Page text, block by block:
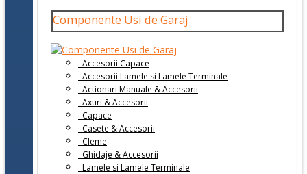
Componente Usi de Garaj
Accesorii Capace
Accesorii Lamele si Lamele Terminale
Actionari Manuale & Accesorii
Axuri & Accesorii
Capace
Casete & Accesorii
Cleme
Ghidaje & Accesorii
Lamele si Lamele Terminale